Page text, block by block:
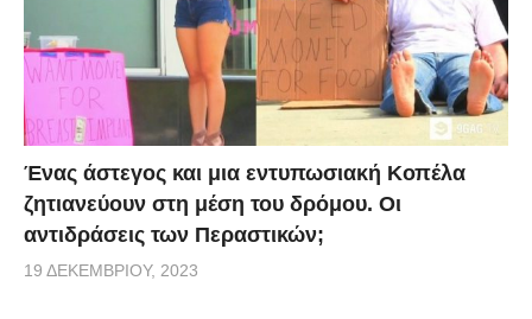
Ένας άστεγος και μια εντυπωσιακή Κοπέλα
ζητιανεύουν στη μέση του δρόμου. Οι
αντιδράσεις των Περαστικών;
19 ΔΕΚΕΜΒΡΊΟΥ, 2023